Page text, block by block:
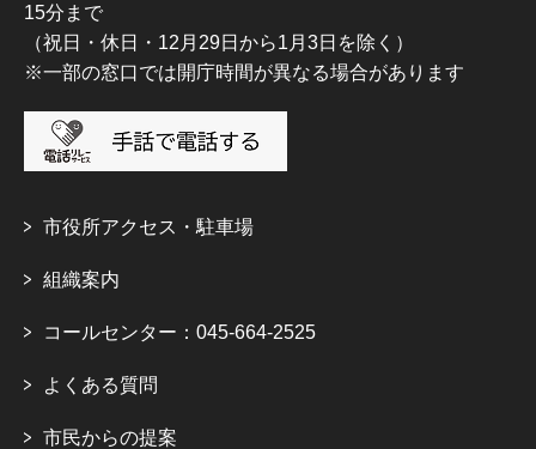
15分まで
（祝日・休日・12月29日から1月3日を除く）
※一部の窓口では開庁時間が異なる場合があります
市役所アクセス・駐車場
組織案内
コールセンター：045-664-2525
よくある質問
市民からの提案